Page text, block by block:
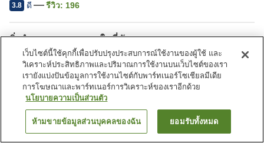
3.8 ดี รีวิว: 196
สิ่งอำนวยความสะดวกในที่พัก
ที่จอดรถ
สปา/บิวตี้ซาลอน
ร้านอาหาร
มุมอิซากายะ
หน้าแรก ญี่ปุ่น ซากะ
ค้นหาห้องพัก
เว็บไซต์นี้ใช้คุกกี้เพื่อปรับปรุงประสบการณ์ใช้งานของผู้ใช้ และ
วิเคราะห์ประสิทธิภาพและปริมาณการใช้งานบนเว็บไซต์ของเรา
เรายังแบ่งปันข้อมูลการใช้งานไซต์กับพาร์ทเนอร์โซเชียลมีเดีย
การโฆษณาและพาร์ทเนอร์การวิเคราะห์ของเราอีกด้วย
นโยบายความเป็นส่วนตัว
ห้ามขายข้อมูลส่วนบุคคลของฉัน ยอมรับทั้งหมด